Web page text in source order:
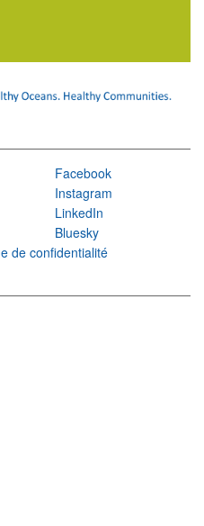
Facebook
Instagram
LinkedIn
Bluesky
de confidentialité